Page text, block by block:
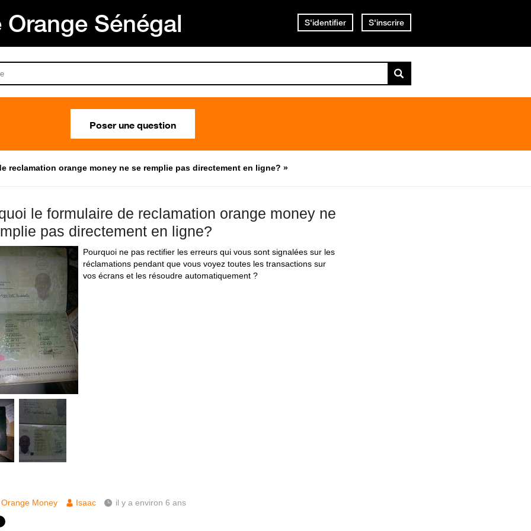
Sénégal S'identifier S'inscrire
Poser une question
reclamation orange money ne se remplie pas directement en ligne? »
le formulaire de reclamation orange money ne
pas directement en ligne?
Pourquoi ne pas rectifier les erreurs qui vous sont signalées sur les
réclamations pendant que vous voyez toutes les transactions sur
vos écrans et les résoudre automatiquement ?
Orange Money Isaac il y a environ 6 ans